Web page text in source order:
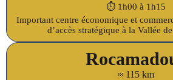
⏱️ 1h00 à 1h15
Important centre économique et
d’accès stratégique à la Vallée
≈ 115 km